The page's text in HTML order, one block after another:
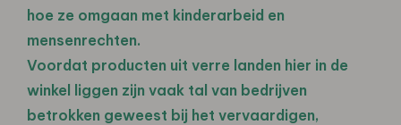
hoe ze omgaan met kinderarbeid en
mensenrechten.
Voordat producten uit verre landen hier in de
winkel liggen zijn vaak tal van bedrijven
betrokken geweest bij het vervaardigen,